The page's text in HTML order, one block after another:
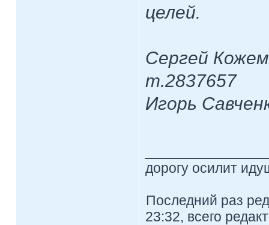
целей.
Сергей
т.2837657
Игорь
дорогу осилит
Последний раз
23:32, всего